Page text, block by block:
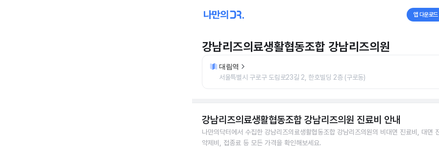
앱 다운로드
강남리즈의료생활협동조합 강남리즈의원
대림역
서울특별시 구로구 도림로23길 2, 한호빌딩 2층 (구로동)
강남리즈의료생활협동조합 강남리즈의원 진료비 안내
나만의닥터에서 수집한 강남리즈의료생활협동조합 강남리즈의원의 비대면 진료비, 대면
약제비, 접종료 등 모든 가격을 확인해보세요.